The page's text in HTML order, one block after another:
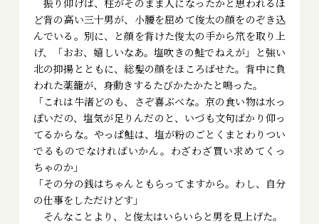
振り仰げば、柱がそのまま人になったかと思われるほ
ど背の高い三十男が、小腰を屈めて俊太の顔をのぞき込
んでいる。別に、と顔を背けた俊太の手から笊を取り上
げ、「おお、嬉しいなあ。塩吹きの鮭でねえが」と強い
北の抑揚とともに、総髪の顔をほころばせた。背中に負
われた薬籠が、身動きするたびかたかたと鳴った。
「これは牛渚どのも、さぞ喜ぶべな。京の食い物は水っ
ぽいだの、塩気が足りんだのと、いづも文句ばかり仰っ
てるからな。やっぱ鮭は、塩が粉のごとくまとわりつい
でるものでなければいかん。わざわざ買い求めてくっ
ちゃのか」
「その分の銭はちゃんともらってますから。わし、自分
の仕事をしただけどす」
そんなことより、と俊太はいらいらと男を見上げた。